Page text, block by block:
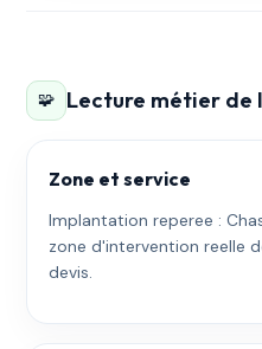
🧩 Lecture métier de
Zone et service
Implantation reperee :
zone d'intervention reelle
devis.